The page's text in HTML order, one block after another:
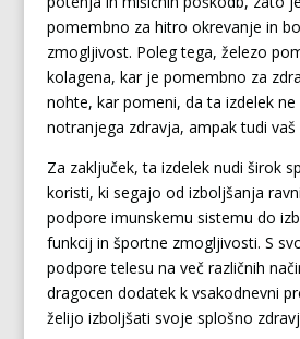
pomembno za hitro okrevanje in
zmogljivost. Poleg tega, železo
kolagena, kar je pomembno za
nohte, kar pomeni, da ta izdelek ne
notranjega zdravja, ampak tudi vaš
Za zaključek, ta izdelek nudi širok
koristi, ki segajo od izboljšanja
podpore imunskemu sistemu do
funkcij in športne zmogljivosti. S
podpore telesu na več različnih
dragocen dodatek k vsakodnevni
želijo izboljšati svoje splošno